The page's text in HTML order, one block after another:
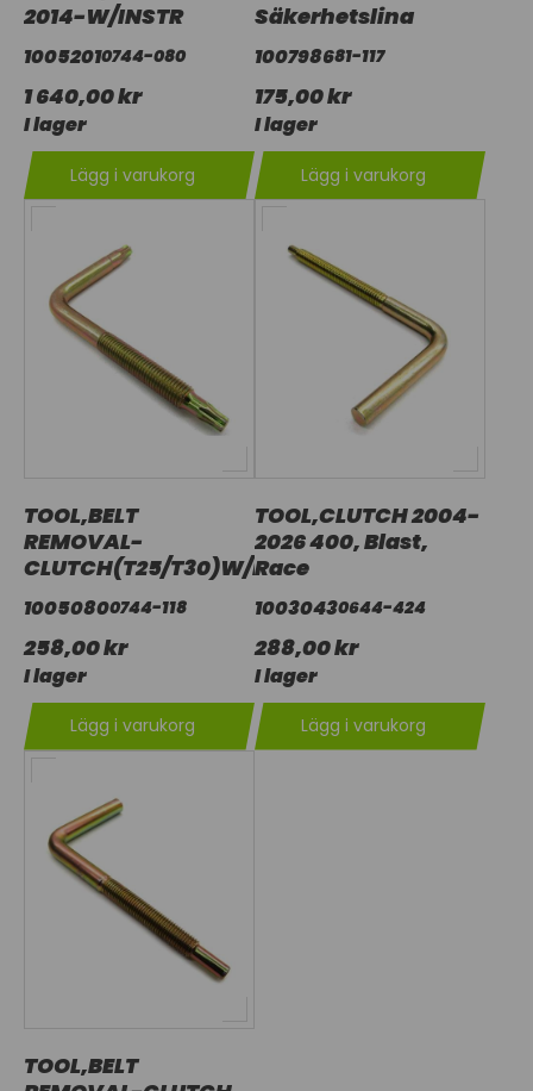
2014-W/INSTR
10052010744-080
1 640,00 kr
I lager
Lägg i varukorg
Säkerhetslina
100798681-117
175,00 kr
I lager
Lägg i varukorg
TOOL,BELT
REMOVAL-
CLUTCH(T25/T30)W/LOOM
10050800744-118
258,00 kr
I lager
Lägg i varukorg
TOOL,CLUTCH 2004-
2026 400, Blast,
Race
10030430644-424
288,00 kr
I lager
Lägg i varukorg
TOOL,BELT